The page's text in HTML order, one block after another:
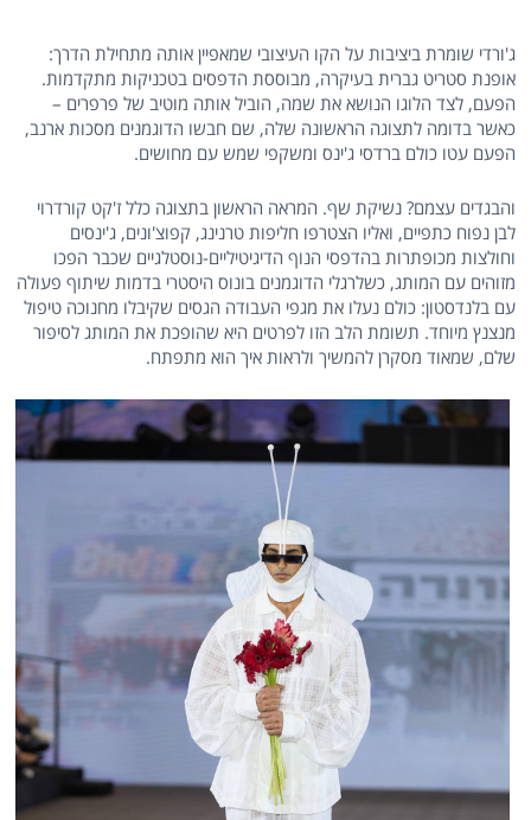
ג'ורדי שומרת ביציבות על הקו העיצובי שמאפיין אותה מתחילת הדרך:
אופנת סטריט גברית בעיקרה, מבוססת הדפסים בטכניקות מתקדמות.
הפעם, לצד הלוגו הנושא את שמה, הוביל אותה מוטיב של פרפרים –
כאשר בדומה לתצוגה הראשונה שלה, שם חבשו הדוגמנים מסכות ארנב,
הפעם עטו כולם ברדסי ג'ינס ומשקפי שמש עם מחושים.
והבגדים עצמם? נשיקת שף. המראה הראשון בתצוגה כלל ז'קט קורדרוי
לבן נפוח כתפיים, ואליו הצטרפו חליפות טרנינג, קפוצ'ונים, ג'ינסים
וחולצות מכופתרות בהדפסי הנוף הדיגיטיליים-נוסטלגיים שכבר הפכו
מזוהים עם המותג, כשלרגלי הדוגמנים בונוס היסטרי בדמות שיתוף פעולה
עם בלנדסטון: כולם נעלו את מגפי העבודה הגסים שקיבלו מחנוכה טיפול
מנצנץ מיוחד. תשומת הלב הזו לפרטים היא שהופכת את המותג לסיפור
שלם, שמאוד מסקרן להמשיך ולראות איך הוא מתפתח.